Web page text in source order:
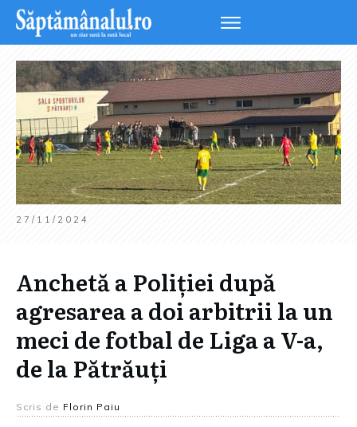
27/11/2024
Anchetă a Poliției după
agresarea a doi arbitrii la un
meci de fotbal de Liga a V-a,
de la Pătrăuți
Scris de Florin Paiu